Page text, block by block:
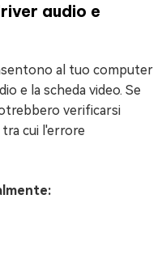
audio e
al tuo computer
e la scheda video. Se
verificarsi
cui l'errore